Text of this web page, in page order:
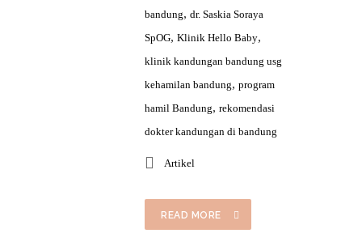
bandung, dr. Saskia Soraya
SpOG, Klinik Hello Baby,
klinik kandungan bandung usg
kehamilan bandung, program
hamil Bandung, rekomendasi
dokter kandungan di bandung
Artikel
READ MORE